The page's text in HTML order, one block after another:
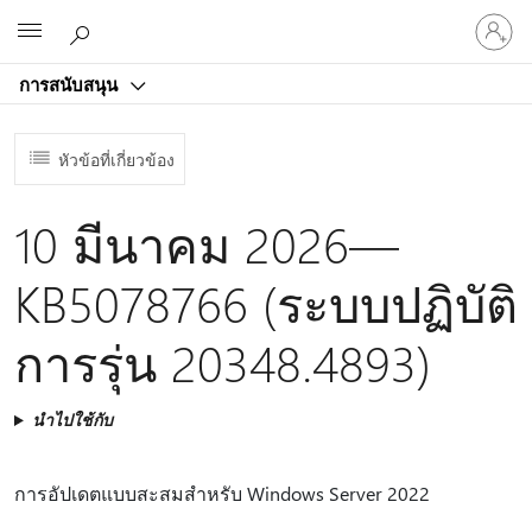
การสนับสนุน
ลงชื่อ
เข้า
บัญชี
หัวข้อที่เกี่ยวข้อง
10 มีนาคม 2026—
KB5078766 (ระบบปฏิบัติ
การรุ่น 20348.4893)
นำไปใช้กับ
การอัปเดตแบบสะสมสําหรับ Windows Server 2022